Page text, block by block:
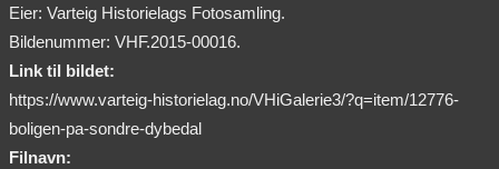
Eier: Varteig Historielags Fotosamling.
Bildenummer: VHF.2015-00016.
Link til bildet:
https://www.varteig-historielag.no/VHiGalerie3/?q=item/12776-
boligen-pa-sondre-dybedal
Filnavn: